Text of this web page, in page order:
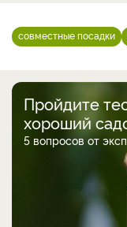
совместные посадки
Пройдите
хороший
5 вопросов от